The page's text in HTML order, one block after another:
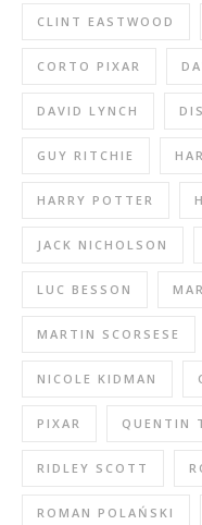
CLINT EASTWOOD
CORTO PIXAR
DAVID LYNCH
GUY RITCHIE
HARRY POTTER
JACK NICHOLSON
LUC BESSON
MARTIN SCORSESE
NICOLE KIDMAN
PIXAR QUENTIN
RIDLEY SCOTT
ROMAN POLAŃSKI